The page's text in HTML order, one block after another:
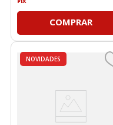
COMPRAR
NOVIDADES